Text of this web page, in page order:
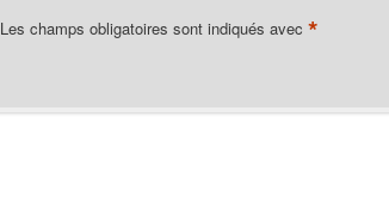
Les champs obligatoires sont indiqués avec *